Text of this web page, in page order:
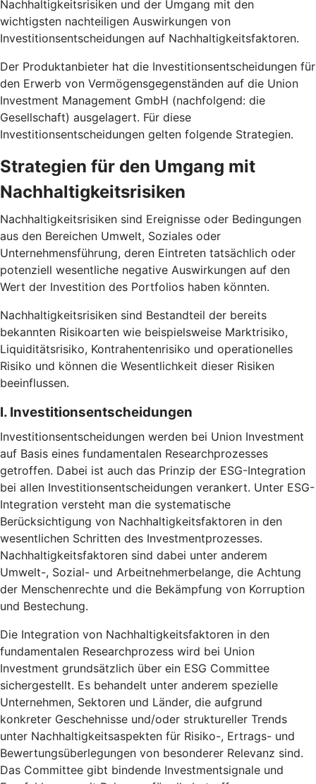
Nachhaltigkeitsrisiken und der Umgang mit den
wichtigsten nachteiligen Auswirkungen von
Investitionsentscheidungen auf Nachhaltigkeitsfaktoren.
Der Produktanbieter hat die Investitionsentscheidungen für
den Erwerb von Vermögensgegenständen auf die Union
Investment Management GmbH (nachfolgend: die
Gesellschaft) ausgelagert. Für diese
Investitionsentscheidungen gelten folgende Strategien.
Strategien für den Umgang mit
Nachhaltigkeitsrisiken
Nachhaltigkeitsrisiken sind Ereignisse oder Bedingungen
aus den Bereichen Umwelt, Soziales oder
Unternehmensführung, deren Eintreten tatsächlich oder
potenziell wesentliche negative Auswirkungen auf den
Wert der Investition des Portfolios haben könnten.
Nachhaltigkeitsrisiken sind Bestandteil der bereits
bekannten Risikoarten wie beispielsweise Marktrisiko,
Liquiditätsrisiko, Kontrahentenrisiko und operationelles
Risiko und können die Wesentlichkeit dieser Risiken
beeinflussen.
I. Investitionsentscheidungen
Investitionsentscheidungen werden bei Union Investment
auf Basis eines fundamentalen Researchprozesses
getroffen. Dabei ist auch das Prinzip der ESG-Integration
bei allen Investitionsentscheidungen verankert. Unter ESG-
Integration versteht man die systematische
Berücksichtigung von Nachhaltigkeitsfaktoren in den
wesentlichen Schritten des Investmentprozesses.
Nachhaltigkeitsfaktoren sind dabei unter anderem
Umwelt-, Sozial- und Arbeitnehmerbelange, die Achtung
der Menschenrechte und die Bekämpfung von Korruption
und Bestechung.
Die Integration von Nachhaltigkeitsfaktoren in den
fundamentalen Researchprozess wird bei Union
Investment grundsätzlich über ein ESG Committee
sichergestellt. Es behandelt unter anderem spezielle
Unternehmen, Sektoren und Länder, die aufgrund
konkreter Geschehnisse und/oder struktureller Trends
unter Nachhaltigkeitsaspekten für Risiko-, Ertrags- und
Bewertungsüberlegungen von besonderer Relevanz sind.
Das Committee gibt bindende Investmentsignale und